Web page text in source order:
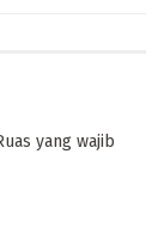
yang wajib